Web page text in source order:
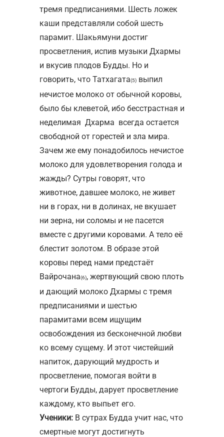
тремя предписаниями. Шесть ложек
каши представляли собой шесть
парамит. Шакьямуни достиг
просветления, испив музыки Дхармы
и вкусив плодов Будды. Но и
говорить, что Татхагата(5) выпил
нечистое молоко от обычной коровы,
было бы клеветой, ибо бесстрастная и
неделимая Дхарма всегда остается
свободной от горестей и зла мира.
Зачем же ему понадобилось нечистое
молоко для удовлетворения голода и
жажды? Сутры говорят, что
животное, давшее молоко, не живет
ни в горах, ни в долинах, не вкушает
ни зерна, ни соломы и не пасется
вместе с другими коровами. А тело её
блестит золотом. В образе этой
коровы перед нами предстаёт
Вайрочана(6), жертвующий свою плоть
и дающий молоко Дхармы с тремя
предписаниями и шестью
парамитами всем ищущим
освобождения из бесконечной любви
ко всему сущему. И этот чистейший
напиток, дарующий мудрость и
просветление, помогая войти в
чертоги Будды, дарует просветление
каждому, кто выпьет его.
Ученики: В сутрах Будда учит нас, что
смертные могут достигнуть